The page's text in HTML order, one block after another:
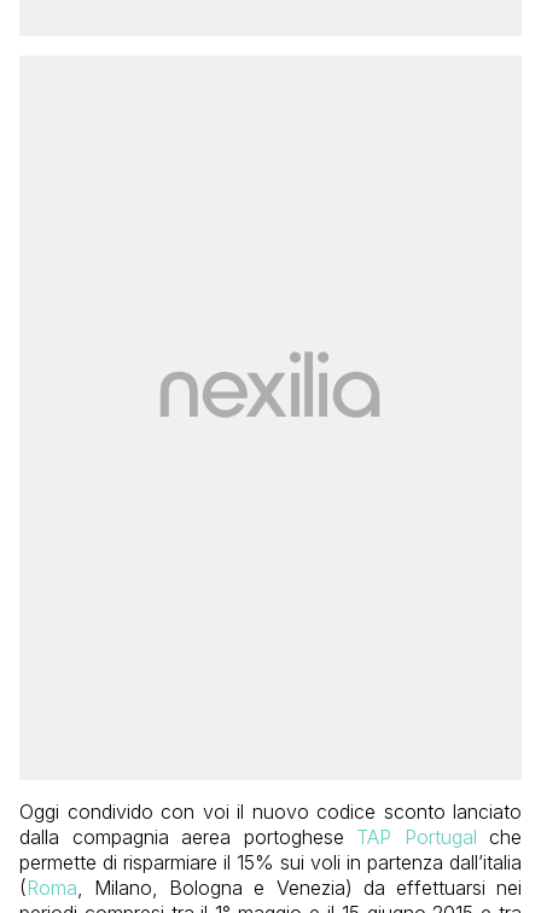
Oggi condivido con voi il nuovo codice sconto lanciato
dalla compagnia aerea portoghese TAP Portugal che
permette di risparmiare il 15% sui voli in partenza dall’italia
(Roma , Milano, Bologna e Venezia) da effettuarsi nei